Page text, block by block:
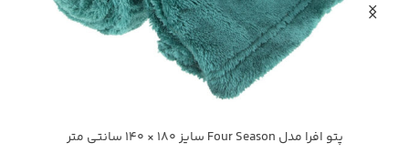
سدری
پتو افرا مدل Four Season سایز 180 × 140 سانتی متر